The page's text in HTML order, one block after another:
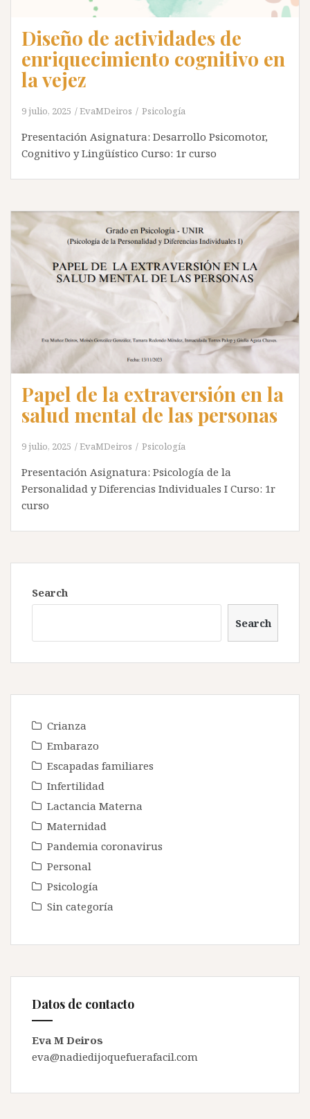
Diseño de actividades de
enriquecimiento cognitivo en
la vejez
9 julio, 2025 EvaMDeiros Psicología
Presentación Asignatura: Desarrollo Psicomotor,
Cognitivo y Lingüístico Curso: 1r curso
Papel de la extraversión en la
salud mental de las personas
9 julio, 2025 EvaMDeiros Psicología
Presentación Asignatura: Psicología de la
Personalidad y Diferencias Individuales I Curso: 1r
curso
Search
Search
Crianza
Embarazo
Escapadas familiares
Infertilidad
Lactancia Materna
Maternidad
Pandemia coronavirus
Personal
Psicología
Sin categoría
Datos de contacto
Eva M Deiros
eva@nadiedijoquefuerafacil.com